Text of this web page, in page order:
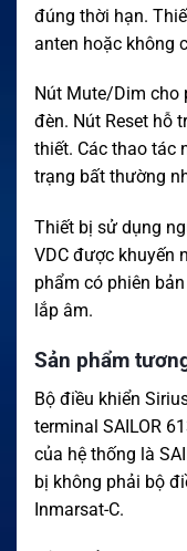
đúng thời hạn.
anten hoặc không
Nút Mute/Dim cho
đèn. Nút Reset hỗ
thiết. Các thao tác
trạng bất thường
Thiết bị sử dụng
VDC được khuyến
phẩm có phiên
lắp âm.
Sản phẩm
Bộ điều khiển
terminal SAILOR
của hệ thống là
bị không phải bộ
Inmarsat-C.